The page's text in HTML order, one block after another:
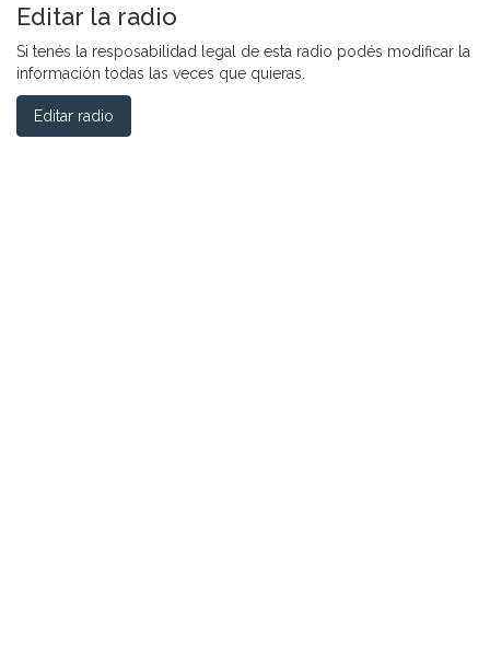
Editar la radio
Si tenés la resposabilidad legal de esta radio podés modificar la
información todas las veces que quieras.
Editar radio